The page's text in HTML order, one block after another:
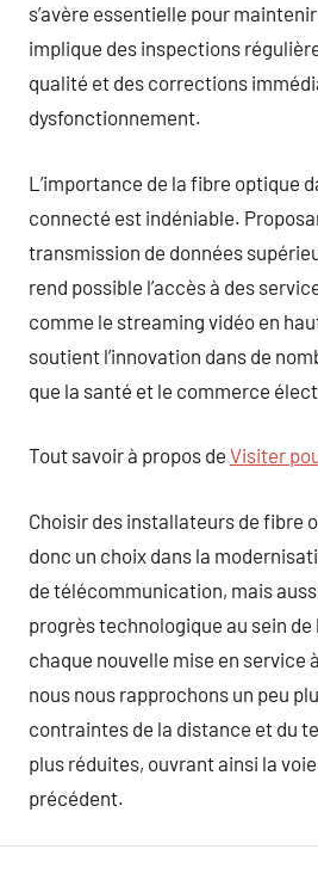
s’avère essentielle pour
implique des inspections
qualité et des corrections
dysfonctionnement.
L’importance de la fibre optique
connecté est indéniable.
transmission de données
rend possible l’accès à des
comme le streaming vidéo en
soutient l’innovation dans de
que la santé et le commerce
Tout savoir à propos de Visiter
Choisir des installateurs de fibre
donc un choix dans la
de télécommunication, mais
progrès technologique au sein
chaque nouvelle mise en service
nous nous rapprochons un peu
contraintes de la distance et du
plus réduites, ouvrant ainsi la
précédent.